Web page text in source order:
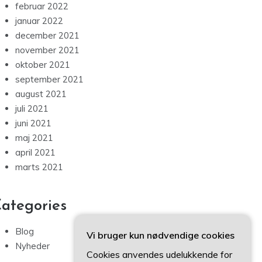
februar 2022
januar 2022
december 2021
november 2021
oktober 2021
september 2021
august 2021
juli 2021
juni 2021
maj 2021
april 2021
marts 2021
Blog
Nyheder
Vi bruger kun nødvendige cookies
Cookies anvendes udelukkende for